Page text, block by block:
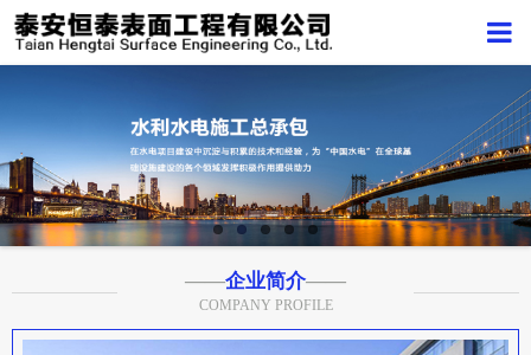
——企业简介——
COMPANY PROFILE